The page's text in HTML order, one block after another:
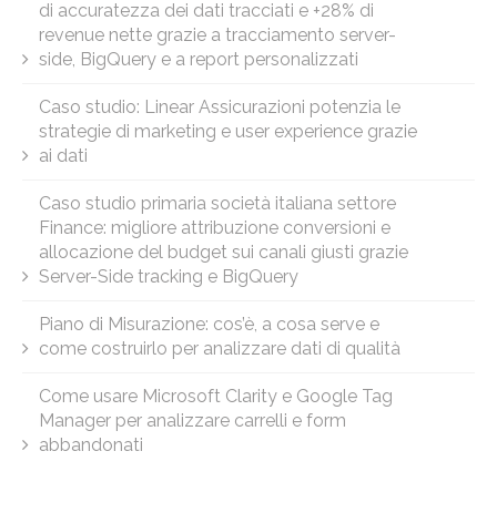
di accuratezza dei dati tracciati e +28% di
revenue nette grazie a tracciamento server-
side, BigQuery e a report personalizzati
Caso studio: Linear Assicurazioni potenzia le
strategie di marketing e user experience grazie
ai dati
Caso studio primaria società italiana settore
Finance: migliore attribuzione conversioni e
allocazione del budget sui canali giusti grazie
Server-Side tracking e BigQuery
Piano di Misurazione: cos’è, a cosa serve e
come costruirlo per analizzare dati di qualità
Come usare Microsoft Clarity e Google Tag
Manager per analizzare carrelli e form
abbandonati